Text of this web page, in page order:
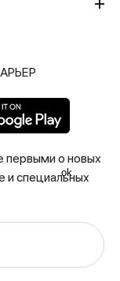
первыми о новых
и специальных
ok